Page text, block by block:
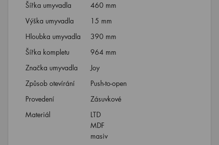
Šířka umyvadla
460 mm
Výška umyvadla
15 mm
Hloubka umyvadla
390 mm
Šířka kompletu
964 mm
Značka umyvadla
Joy
Způsob otevírání
Push-to-open
Provedení
Zásuvkové
Materiál
LTD
MDF
masiv